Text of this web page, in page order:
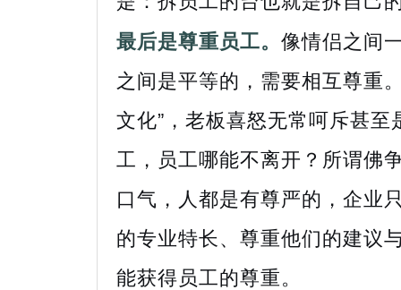
最后是尊重员工。 像情侣之间
之间是平等的，需要相互尊重
文化”，老板喜怒无常呵斥甚至
工，员工哪能不离开？所谓佛
口气，人都是有尊严的，企业
的专业特长、尊重他们的建议
能获得员工的尊重。